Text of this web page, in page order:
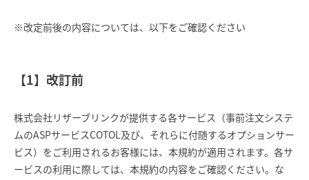
※改定前後の内容については、以下をご確認ください
【1】改訂前
株式会社リザーブリンクが提供する各サービス（事前注文システ
ムのASPサービスCOTOL及び、それらに付随するオプションサー
ビス）をご利用されるお客様には、本規約が適用されます。各サ
ービスの利用に際しては、本規約の内容をご確認ください。な